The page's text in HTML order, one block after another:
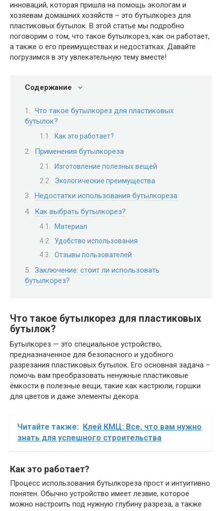
инноваций, которая пришла на помощь экологам и
хозяевам домашних хозяйств – это бутылкорез для
пластиковых бутылок. В этой статье мы подробно
поговорим о том, что такое бутылкорез, как он работает,
а также о его преимуществах и недостатках. Давайте
погрузимся в эту увлекательную тему вместе!
Содержание
Что такое бутылкорез для пластиковых
бутылок?
Как это работает?
Применения бутылкореза
Изготовление полезных вещей
Экологические преимущества
Недостатки использования бутылкореза
Как выбрать бутылкорез?
Материал
Удобство использования
Отзывы пользователей
Заключение: стоит ли использовать
бутылкорез?
Что такое бутылкорез для пластиковых
бутылок?
Бутылкорез — это специальное устройство,
предназначенное для безопасного и удобного
разрезания пластиковых бутылок. Его основная задача –
помочь вам преобразовать ненужные пластиковые
ёмкости в полезные вещи, такие как кастрюли, горшки
для цветов и даже элементы декора.
Читайте также:
Клей КМЦ: Все, что вам нужно
знать для успешного строительства
Как это работает?
Процесс использования бутылкореза прост и интуитивно
понятен. Обычно устройство имеет лезвие, которое
можно настроить под нужную глубину разреза, а также